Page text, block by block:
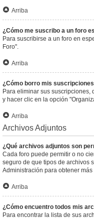
Arriba
¿Cómo me suscribo a un foro
Para suscribirse a un foro en
Foro".
Arriba
¿Cómo borro mis
Para eliminar sus
y hacer clic en la opción
Arriba
Archivos Adjuntos
¿Qué archivos adjuntos son
Cada foro puede permitir o no
seguro de que tipos de archivos
Administración para obtener
Arriba
¿Cómo encuentro todos mis
Para encontrar la lista de sus